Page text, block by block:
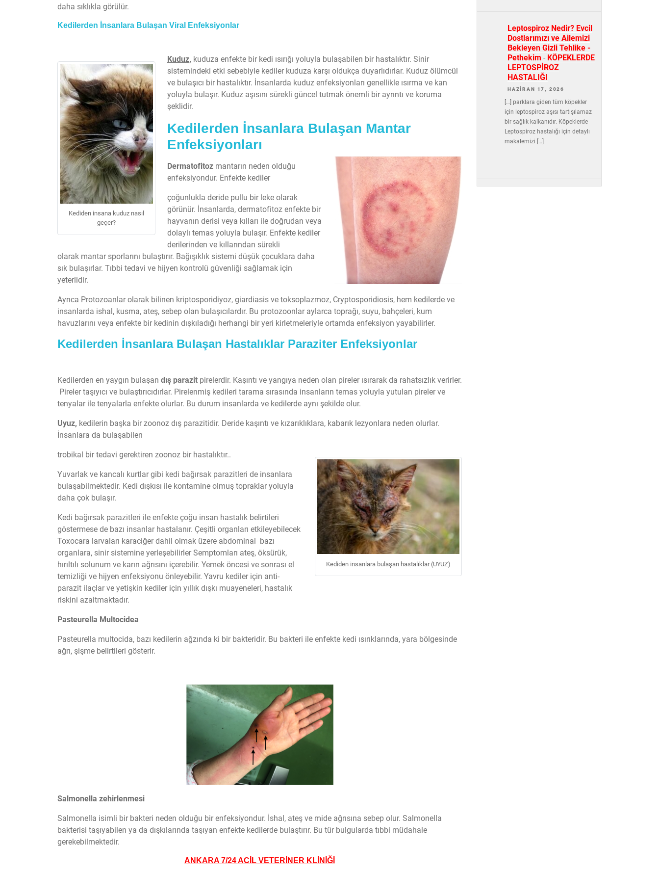
daha sıklıkla görülür.
Kedilerden İnsanlara Bulaşan Viral Enfeksiyonlar
Kediden insana kuduz nasıl
geçer?
Kuduz, kuduza enfekte bir kedi ısırığı yoluyla bulaşabilen bir hastalıktır. Sinir
sistemindeki etki sebebiyle kediler kuduza karşı oldukça duyarlıdırlar. Kuduz ölümcül
ve bulaşıcı bir hastalıktır. İnsanlarda kuduz enfeksiyonları genellikle ısırma ve kan
yoluyla bulaşır. Kuduz aşısını sürekli güncel tutmak önemli bir ayrıntı ve koruma
şeklidir.
Kedilerden İnsanlara Bulaşan Mantar
Enfeksiyonları
Dermatofitoz mantarın neden olduğu
enfeksiyondur. Enfekte kediler
çoğunlukla deride pullu bir leke olarak
görünür. İnsanlarda, dermatofitoz enfekte bir
hayvanın derisi veya kılları ile doğrudan veya
dolaylı temas yoluyla bulaşır. Enfekte kediler
derilerinden ve kıllarından sürekli
olarak mantar sporlarını bulaştırır. Bağışıklık sistemi düşük çocuklara daha
sık bulaşırlar. Tıbbi tedavi ve hijyen kontrolü güvenliği sağlamak için
yeterlidir.
Ayrıca Protozoanlar olarak bilinen kriptosporidiyoz, giardiasis ve toksoplazmoz, Cryptosporidiosis, hem kedilerde ve
insanlarda ishal, kusma, ateş, sebep olan bulaşıcılardır. Bu protozoonlar aylarca toprağı, suyu, bahçeleri, kum
havuzlarını veya enfekte bir kedinin dışkıladığı herhangi bir yeri kirletmeleriyle ortamda enfeksiyon yayabilirler.
Kedilerden İnsanlara Bulaşan Hastalıklar Paraziter Enfeksiyonlar
Kedilerden en yaygın bulaşan dış parazit pirelerdir. Kaşıntı ve yangıya neden olan pireler ısırarak da rahatsızlık verirler.
Pireler taşıyıcı ve bulaştırıcıdırlar. Pirelenmiş kedileri tarama sırasında insanların temas yoluyla yutulan pireler ve
tenyalar ile tenyalarla enfekte olurlar. Bu durum insanlarda ve kedilerde aynı şekilde olur.
Uyuz, kedilerin başka bir zoonoz dış parazitidir. Deride kaşıntı ve kızarıklıklara, kabarık lezyonlara neden olurlar.
İnsanlara da bulaşabilen
Kediden insanlara bulaşan hastalıklar (UYUZ)
trobikal bir tedavi gerektiren zoonoz bir hastalıktır..
Yuvarlak ve kancalı kurtlar gibi kedi bağırsak parazitleri de insanlara
bulaşabilmektedir. Kedi dışkısı ile kontamine olmuş topraklar yoluyla
daha çok bulaşır.
Kedi bağırsak parazitleri ile enfekte çoğu insan hastalık belirtileri
göstermese de bazı insanlar hastalanır. Çeşitli organları etkileyebilecek
Toxocara larvaları karaciğer dahil olmak üzere abdominal bazı
organlara, sinir sistemine yerleşebilirler Semptomları ateş, öksürük,
hırıltılı solunum ve karın ağrısını içerebilir. Yemek öncesi ve sonrası el
temizliği ve hijyen enfeksiyonu önleyebilir. Yavru kediler için anti-
parazit ilaçlar ve yetişkin kediler için yıllık dışkı muayeneleri, hastalık
riskini azaltmaktadır.
Pasteurella Multocidea
Pasteurella multocida, bazı kedilerin ağzında ki bir bakteridir. Bu bakteri ile enfekte kedi ısırıklarında, yara bölgesinde
ağrı, şişme belirtileri gösterir.
Salmonella zehirlenmesi
Salmonella isimli bir bakteri neden olduğu bir enfeksiyondur. İshal, ateş ve mide ağrısına sebep olur. Salmonella
bakterisi taşıyabilen ya da dışkılarında taşıyan enfekte kedilerde bulaştırır. Bu tür bulgularda tıbbi müdahale
gerekebilmektedir.
ANKARA 7/24 ACİL VETERİNER KLİNİĞİ
Leptospiroz Nedir? Evcil
Dostlarımızı ve Ailemizi
Bekleyen Gizli Tehlike -
Pethekim - KÖPEKLERDE
LEPTOSPİROZ
HASTALIĞI
HAZIRAN 17, 2026
[…] parklara giden tüm köpekler
için leptospiroz aşısı tartışılamaz
bir sağlık kalkanıdır. Köpeklerde
Leptospiroz hastalığı için detaylı
makalemizi […]